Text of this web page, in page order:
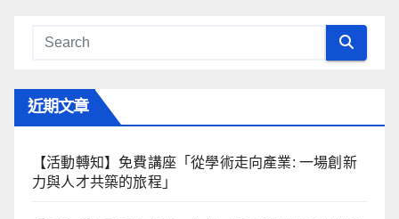
近期文章
【活動轉知】免費講座「從學術走向產業: ⼀場創新
力與⼈才共築的旅程」